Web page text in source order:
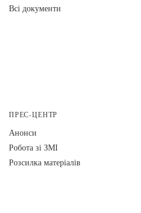
Всі документи
ПРЕС-ЦЕНТР
Анонси
Робота зі ЗМІ
Розсилка матеріалів